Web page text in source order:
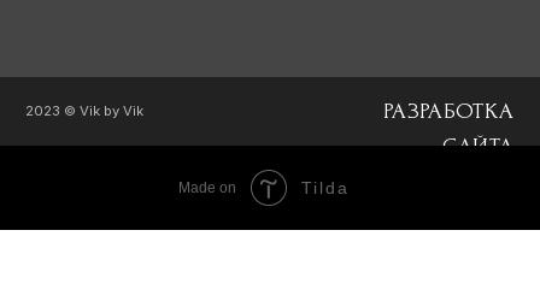
Made on Tilda